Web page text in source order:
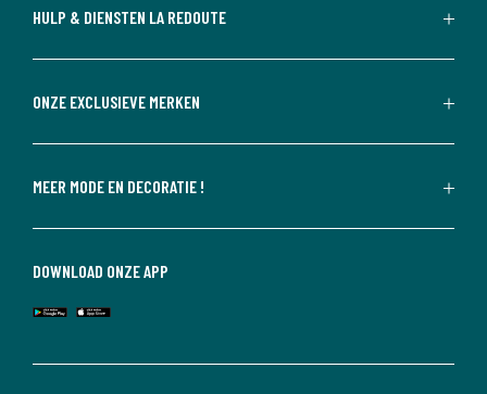
HULP & DIENSTEN LA REDOUTE
ONZE EXCLUSIEVE MERKEN
MEER MODE EN DECORATIE !
DOWNLOAD ONZE APP